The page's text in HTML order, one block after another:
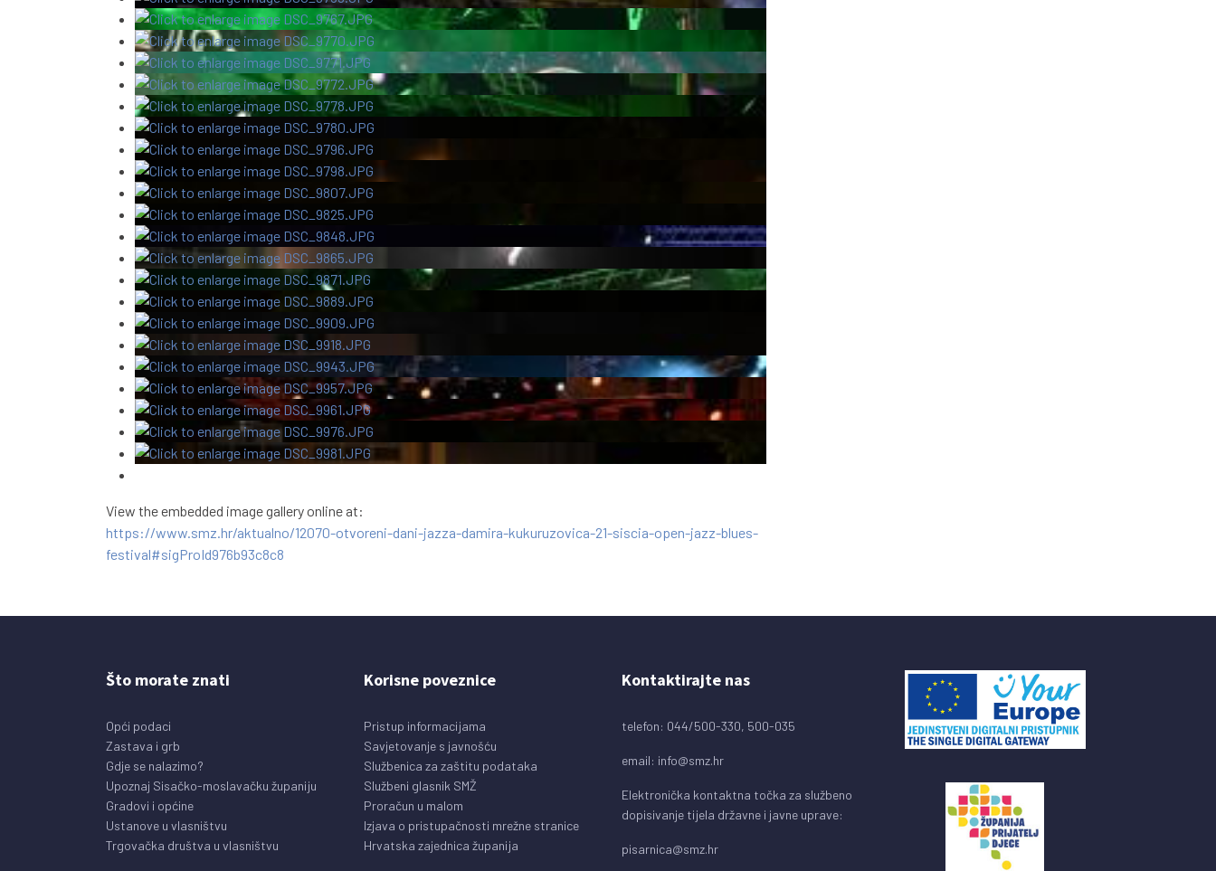
View the embedded image gallery online at:
https://www.smz.hr/aktualno/12070-otvoreni-dani-jazza-damira-kukuruzovica-21-siscia-open-jazz-blues-
festival#sigProId976b93c8c8
Što morate znati
Opći podaci
Zastava i grb
Gdje se nalazimo?
Upoznaj Sisačko-moslavačku županiju
Gradovi i općine
Ustanove u vlasništvu
Trgovačka društva u vlasništvu
Korisne poveznice
Pristup informacijama
Savjetovanje s javnošću
Službenica za zaštitu podataka
Službeni glasnik SMŽ
Proračun u malom
Izjava o pristupačnosti mrežne stranice
Hrvatska zajednica županija
Kontaktirajte nas
telefon: 044/500-330, 500-035
email: info@smz.hr
Elektronička kontaktna točka za službeno
dopisivanje tijela državne i javne uprave:
pisarnica@smz.hr